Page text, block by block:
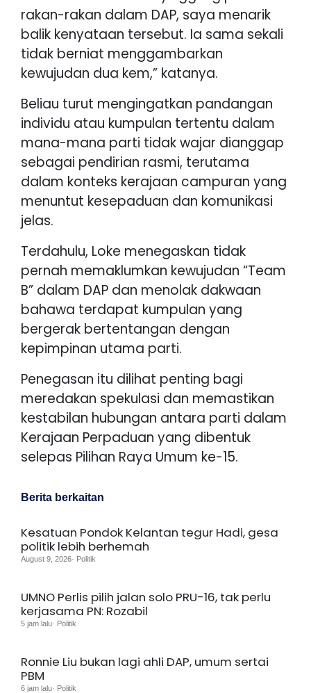
rakan-rakan dalam DAP, saya menarik
balik kenyataan tersebut. Ia sama sekali
tidak berniat menggambarkan
kewujudan dua kem,” katanya.
Beliau turut mengingatkan pandangan
individu atau kumpulan tertentu dalam
mana-mana parti tidak wajar dianggap
sebagai pendirian rasmi, terutama
dalam konteks kerajaan campuran yang
menuntut kesepaduan dan komunikasi
jelas.
Terdahulu, Loke menegaskan tidak
pernah memaklumkan kewujudan “Team
B” dalam DAP dan menolak dakwaan
bahawa terdapat kumpulan yang
bergerak bertentangan dengan
kepimpinan utama parti.
Penegasan itu dilihat penting bagi
meredakan spekulasi dan memastikan
kestabilan hubungan antara parti dalam
Kerajaan Perpaduan yang dibentuk
selepas Pilihan Raya Umum ke-15.
Berita berkaitan
Kesatuan Pondok Kelantan tegur Hadi, gesa
politik lebih berhemah
August 9, 2026· Politik
UMNO Perlis pilih jalan solo PRU-16, tak perlu
kerjasama PN: Rozabil
5 jam lalu· Politik
Ronnie Liu bukan lagi ahli DAP, umum sertai
PBM
6 jam lalu· Politik